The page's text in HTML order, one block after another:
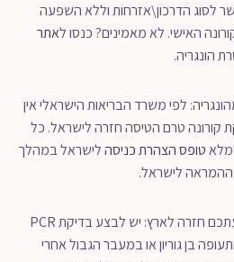
לסוג הדרכון\אזרחות וללא השפעה
האישי. לא מאמינים? כנסו לאתר
הונגריה.
לפי משרד הבריאות הישראלי אין
קורונה טרם הטיסה חזרה לישראל. כל
טופס הצהרת כניסהלישראל במהלך
הנחיות בעת הגעתכם חזרה לארץ: יש לבצע בדיקת PCR
בן גוריון או במעבר הגבול אחרי